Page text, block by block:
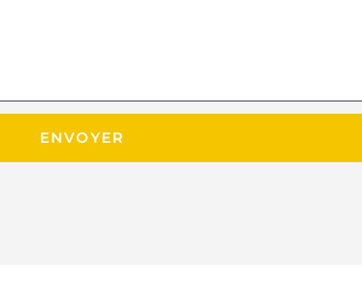
ENVOYER